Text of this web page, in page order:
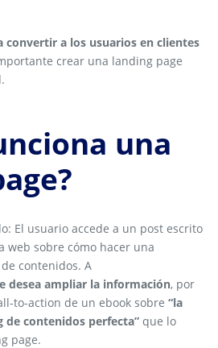
convertir a los usuarios en clientes
crear una landing page
una
El usuario accede a un post escrito
web sobre cómo hacer una
contenidos. A
desea ampliar la información, por
to-action de un ebook sobre “la
contenidos perfecta” que lo
page.